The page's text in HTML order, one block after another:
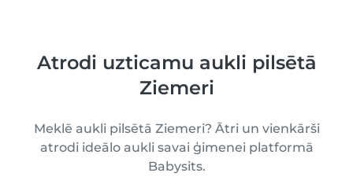
Atrodi uzticamu aukli pilsētā
Ziemeri
Meklē aukli pilsētā Ziemeri? Ātri un vienkārši
atrodi ideālo aukli savai ģimenei platformā
Babysits.